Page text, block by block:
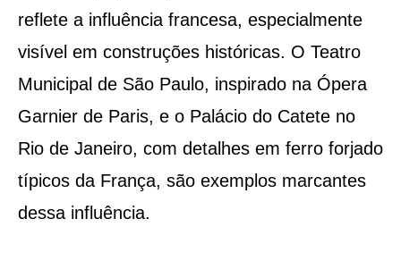
reflete a influência francesa, especialmente
visível em construções históricas. O Teatro
Municipal de São Paulo, inspirado na Ópera
Garnier de Paris, e o Palácio do Catete no
Rio de Janeiro, com detalhes em ferro forjado
típicos da França, são exemplos marcantes
dessa influência​​.